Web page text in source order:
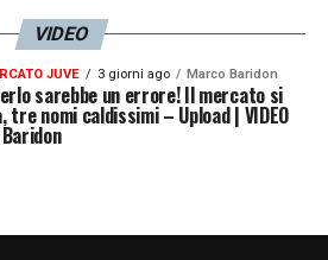
VIDEO
JUVE 3 giorni ago Marco Baridon
sarebbe un errore! Il mercato si
tre nomi caldissimi – Upload | VIDEO